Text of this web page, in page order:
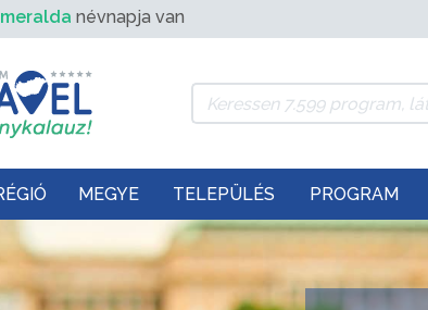
névnapja van
MEGYE TELEPÜLÉS PROGRAM